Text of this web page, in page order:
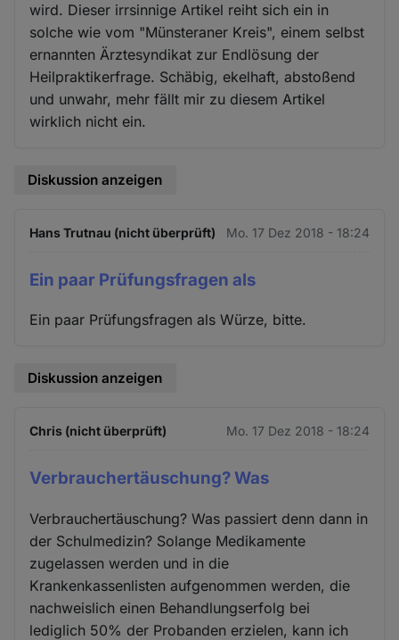
wird. Dieser irrsinnige Artikel reiht sich ein in
solche wie vom "Münsteraner Kreis", einem selbst
ernannten Ärztesyndikat zur Endlösung der
Heilpraktikerfrage. Schäbig, ekelhaft, abstoßend
und unwahr, mehr fällt mir zu diesem Artikel
wirklich nicht ein.
Diskussion anzeigen
Hans Trutnau (nicht überprüft) Mo. 17 Dez 2018 - 18:24
Ein paar Prüfungsfragen als
Ein paar Prüfungsfragen als Würze, bitte.
Diskussion anzeigen
Chris (nicht überprüft) Mo. 17 Dez 2018 - 18:24
Verbrauchertäuschung? Was
Verbrauchertäuschung? Was passiert denn dann in
der Schulmedizin? Solange Medikamente
zugelassen werden und in die
Krankenkassenlisten aufgenommen werden, die
nachweislich einen Behandlungserfolg bei
lediglich 50% der Probanden erzielen, kann ich